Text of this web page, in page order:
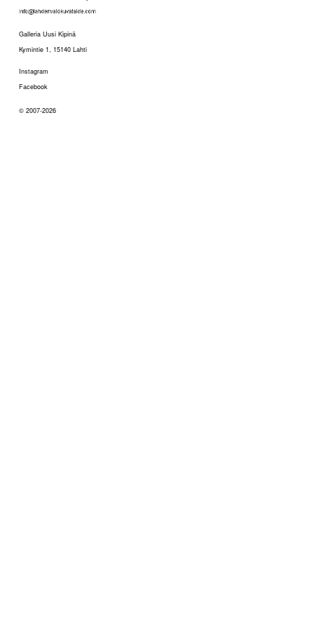
Galleria Uusi Kipinä
Kymintie 1, 15140 Lahti
Instagram
Facebook
© 2007-2026